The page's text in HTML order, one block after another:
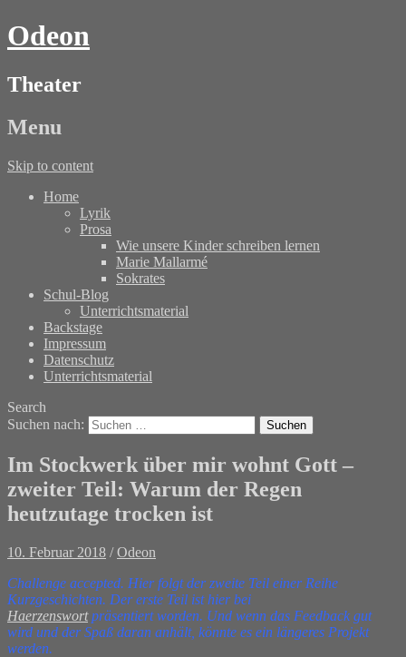
Odeon
Theater
Menu
Skip to content
Home
Lyrik
Prosa
Wie unsere Kinder schreiben lernen
Marie Mallarmé
Sokrates
Schul-Blog
Unterrichtsmaterial
Backstage
Impressum
Datenschutz
Unterrichtsmaterial
Search
Suchen nach:
Im Stockwerk über mir wohnt Gott –
zweiter Teil: Warum der Regen
heutzutage trocken ist
10. Februar 2018 /Odeon
Challenge accepted. Hier folgt der zweite Teil einer Reihe
Kurzgeschichten. Der erste Teil ist hier bei
Haerzenswort präsentiert worden. Und wenn das Feedback gut
wird und der Spaß daran anhält, könnte es ein längeres Projekt
werden.